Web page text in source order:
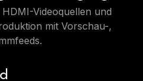
Videoquellen und
mit Vorschau-,